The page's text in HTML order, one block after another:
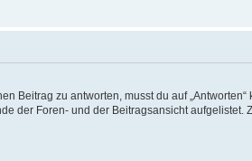
Beitrag zu antworten, musst du auf
Foren- und der Beitragsansicht aufgelistet.